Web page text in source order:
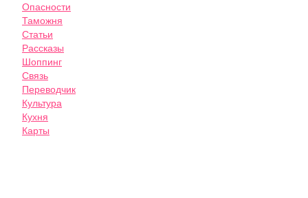
Опасности
Таможня
Статьи
Рассказы
Шоппинг
Связь
Переводчик
Культура
Кухня
Карты